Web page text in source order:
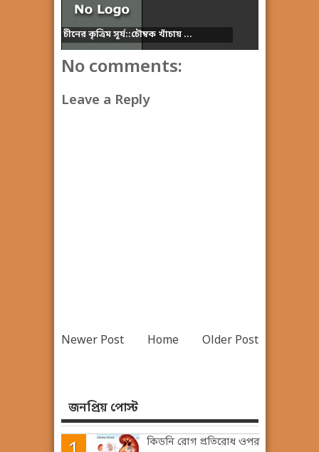
চীনের কৃত্রিম সূর্য::চৌম্বক খাঁচায় ...
No comments:
Leave a Reply
Newer Post Older Post
Home
জনপ্রিয় পোস্ট
কিডনি রোগ প্রতিরোধ ওপর